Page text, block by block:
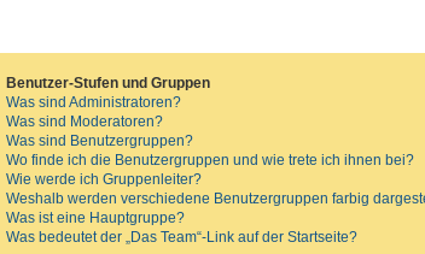
Benutzer-Stufen und Gruppen
Was sind Administratoren?
Was sind Moderatoren?
Was sind Benutzergruppen?
Wo finde ich die Benutzergruppen und wie trete ich ihnen bei?
Wie werde ich Gruppenleiter?
Weshalb werden verschiedene Benutzergruppen farbig
Was ist eine Hauptgruppe?
Was bedeutet der „Das Team“-Link auf der Startseite?